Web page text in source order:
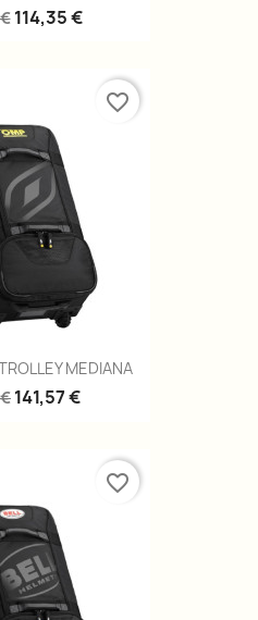
114,35 €
MEDIANA
141,57 €
favorite_border
favorite_border